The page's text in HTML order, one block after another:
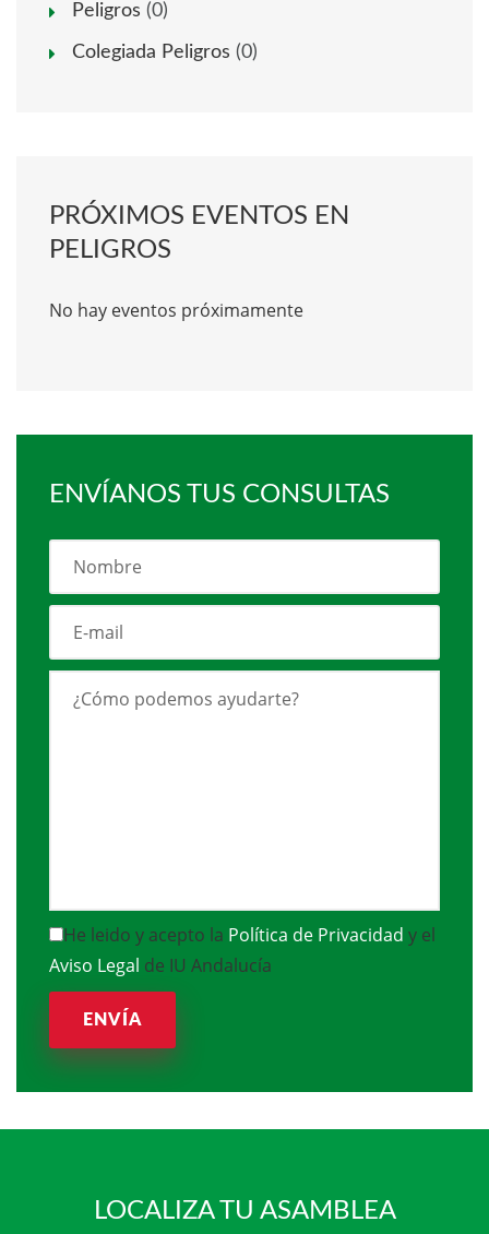
Peligros (0)
Colegiada Peligros (0)
PRÓXIMOS EVENTOS EN
PELIGROS
No hay eventos próximamente
ENVÍANOS TUS CONSULTAS
He leido y acepto la Política de Privacidad y el
Aviso Legal de IU Andalucía
ENVÍA
LOCALIZA TU ASAMBLEA